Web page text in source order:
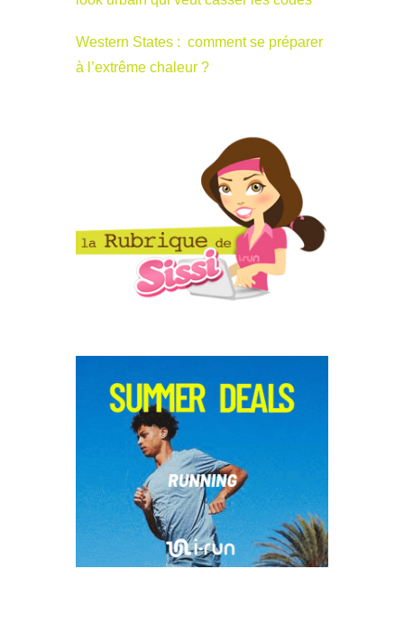
Western States : comment se préparer
à l’extrême chaleur ?